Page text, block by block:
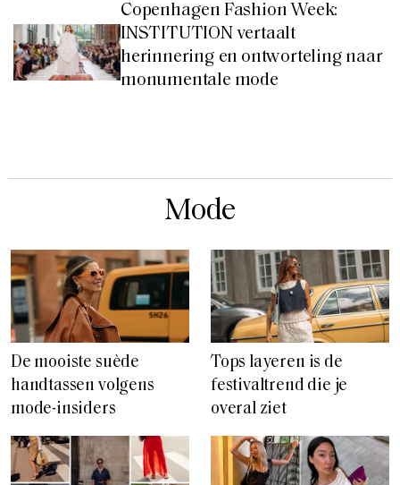
Copenhagen Fashion Week:
INSTITUTION vertaalt
herinnering en ontworteling naar
monumentale mode
Mode
De mooiste suède
handtassen volgens
mode-insiders
Tops layeren is de
festivaltrend die je
overal ziet